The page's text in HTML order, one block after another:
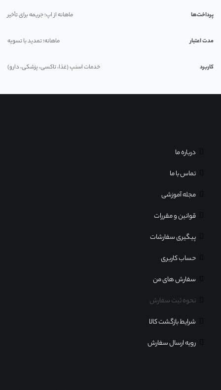
پرداخت‌ها ماهانه از اپ؛ جریمه برای تأخیر
مدت اعتبار ماهانه؛ تمدید با تسویه
کاربرد خدمات اسنپ (غذا، تاکسی، پزشکی، دارو)
درباره ما
تماس با ما
مجله آموزشی
قوانین و مقررات
پیگیری سفارشات
حساب کاربری
سفارش های من
نحوه ثبت سفارش
شرایط بازگشت کالا
رویه ارسال سفارش